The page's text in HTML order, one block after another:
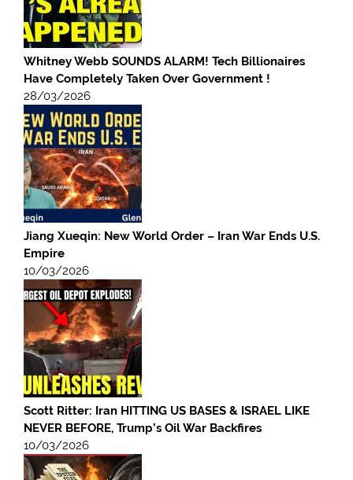
Whitney Webb SOUNDS ALARM! Tech Billionaires
Have Completely Taken Over Government !
28/03/2026
Jiang Xueqin: New World Order – Iran War Ends U.S.
Empire
10/03/2026
Scott Ritter: Iran HITTING US BASES & ISRAEL LIKE
NEVER BEFORE, Trump’s Oil War Backfires
10/03/2026